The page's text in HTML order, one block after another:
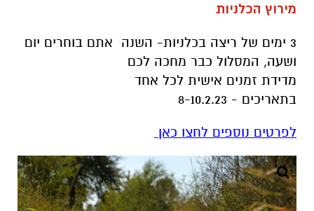
מירוץ הכלניות
3 ימים של ריצה בכלניות- השנה אתם בוחרים יום
ושעה, המסלול כבר מחכה לכם
מדידת זמנים אישית לכל אחד
בתאריכים - 8-10.2.23
לפרטים נוספים לחצו כאן